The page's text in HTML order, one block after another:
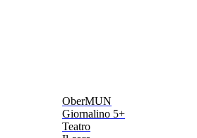
OberMUN
Giornalino 5+
Teatro